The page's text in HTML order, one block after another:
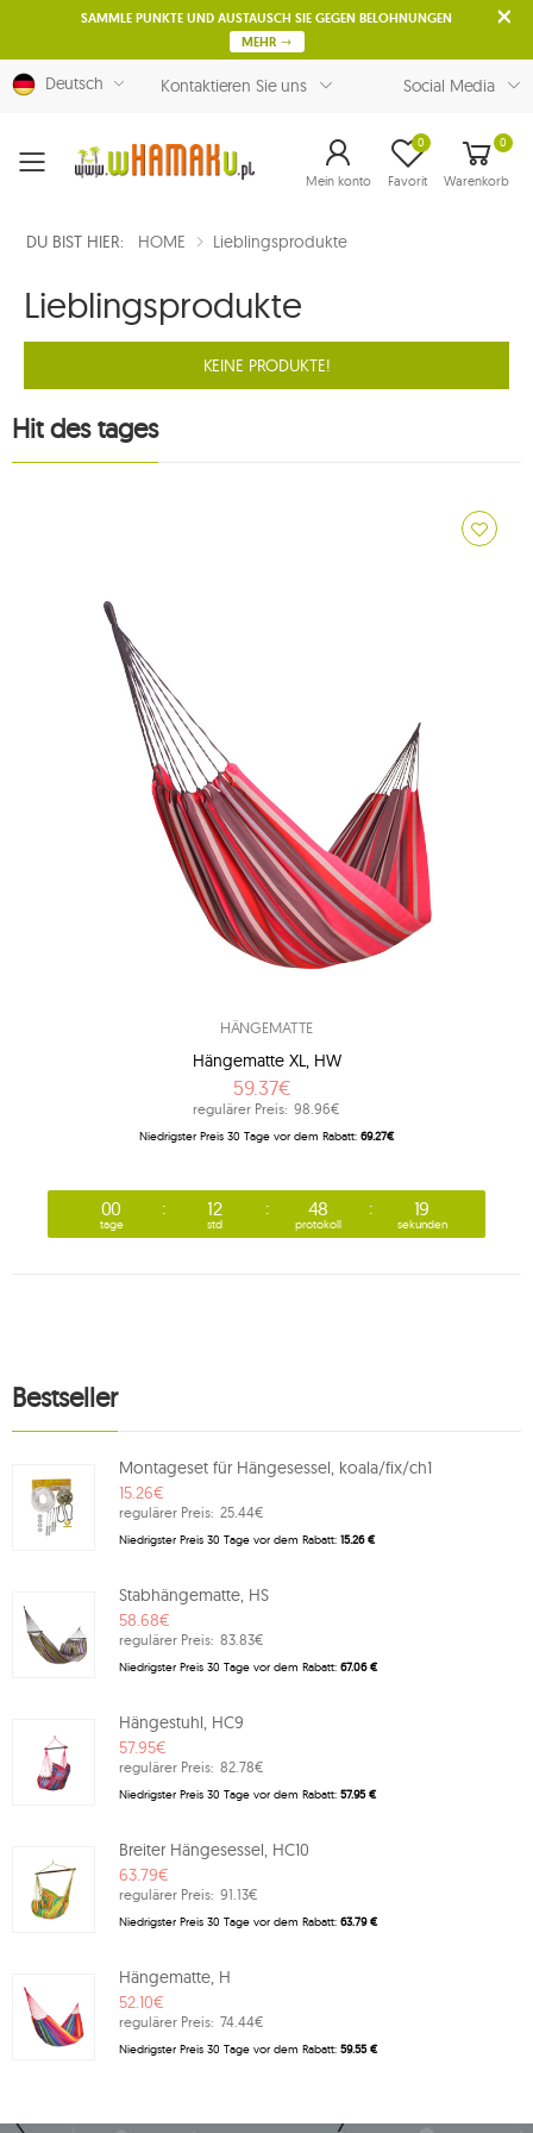
SAMMLE PUNKTE UND AUSTAUSCH SIE GEGEN BELOHNUNGEN
MEHR
Deutsch Kontaktieren Sie uns Social Media
Menu Mein konto Favorit
0 0
Warenkorb
DU BIST HIER: HOME Lieblingsprodukte
Lieblingsprodukte
KEINE PRODUKTE!
Hit des tages
HÄNGEMATTE
Hängematte XL, HW
59.37€
regulärer Preis: 98.96€
Niedrigster Preis 30 Tage vor dem Rabatt: 69.27€
00
tage
12
std
48
protokoll
19
sekunden
Bestseller
Montageset für Hängesessel, koala/fix/ch1
15.26€
regulärer Preis: 25.44€
Niedrigster Preis 30 Tage vor dem Rabatt: 15.26 €
Stabhängematte, HS
58.68€
regulärer Preis: 83.83€
Niedrigster Preis 30 Tage vor dem Rabatt: 67.06 €
Hängestuhl, HC9
57.95€
regulärer Preis: 82.78€
Niedrigster Preis 30 Tage vor dem Rabatt: 57.95 €
Breiter Hängesessel, HC10
63.79€
regulärer Preis: 91.13€
Niedrigster Preis 30 Tage vor dem Rabatt: 63.79 €
Hängematte, H
52.10€
regulärer Preis: 74.44€
Niedrigster Preis 30 Tage vor dem Rabatt: 59.55 €